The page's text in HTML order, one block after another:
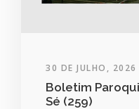
30 DE JULHO, 2026
Boletim
Sé (259)